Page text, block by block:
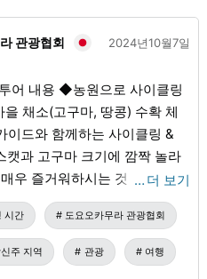
관광협회 2024년10월7일
채소(고구마, 땅콩) 수확 체
캣과 고구마 크기에 깜짝 놀라
우 즐거워하시는 것 같았습니
쉐(Michinoeki
내 베지풀 키친(Vegiful
1주년 페어 기간 중이어서,
… 더 보기
시간 도요오카무라 관광협회
주 지역 관광 여행